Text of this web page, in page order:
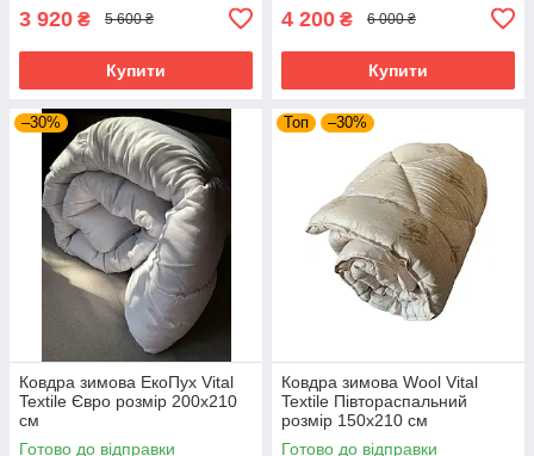
3 920 ₴ 5 600 ₴
Купити
4 200 ₴ 6 000 ₴
Купити
–30%
Ковдра зимова ЕкоПух Vital
Textile Євро розмір 200х210
см
Готово до відправки
Топ –30%
Ковдра зимова Wool Vital
Textile Півтораспальний
розмір 150х210 см
Готово до відправки